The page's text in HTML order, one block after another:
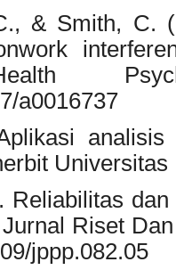
& Smith, C.
a0016737
Universitas
Reliabilitas
Riset
jppp.082.05